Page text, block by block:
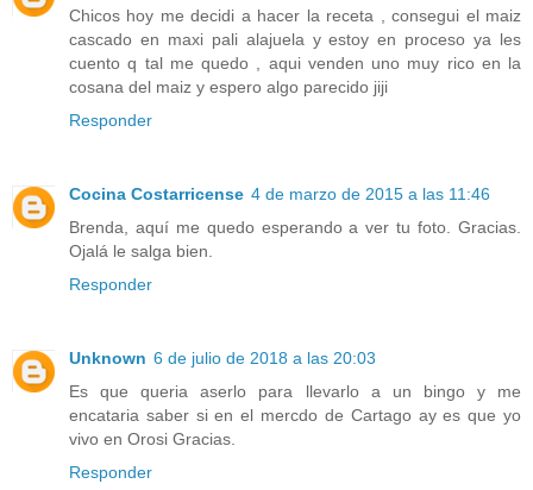
Chicos hoy me decidi a hacer la receta , consegui el maiz
cascado en maxi pali alajuela y estoy en proceso ya les
cuento q tal me quedo , aqui venden uno muy rico en la
cosana del maiz y espero algo parecido jiji
Responder
Cocina Costarricense 4 de marzo de 2015 a las 11:46
Brenda, aquí me quedo esperando a ver tu foto. Gracias.
Ojalá le salga bien.
Responder
Unknown 6 de julio de 2018 a las 20:03
Es que queria aserlo para llevarlo a un bingo y me
encataria saber si en el mercdo de Cartago ay es que yo
vivo en Orosi Gracias.
Responder